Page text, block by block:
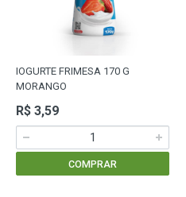
IOGURTE FRIMESA 170 G
MORANGO
R$ 3,59
COMPRAR